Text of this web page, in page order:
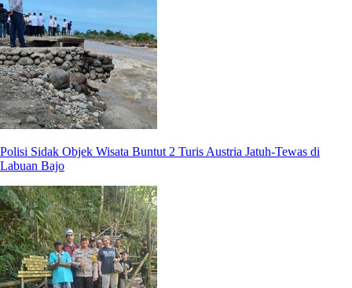
Polisi Sidak Objek Wisata Buntut 2 Turis Austria Jatuh-Tewas di
Labuan Bajo